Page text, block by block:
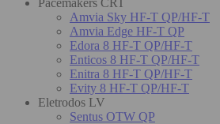
Amvia Sky HF-T QP/HF-T
Amvia Edge HF-T QP
Edora 8 HF-T QP/HF-T
Enticos 8 HF-T QP/HF-T
Enitra 8 HF-T QP/HF-T
Evity 8 HF-T QP/HF-T
Eletrodos LV
Sentus OTW QP